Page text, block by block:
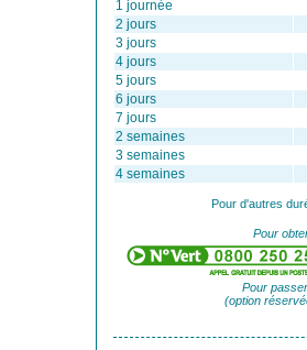
1 journée
2 jours
3 jours
4 jours
5 jours
6 jours
7 jours
2 semaines
3 semaines
4 semaines
Pour d'autres
Pour
Pour
(option